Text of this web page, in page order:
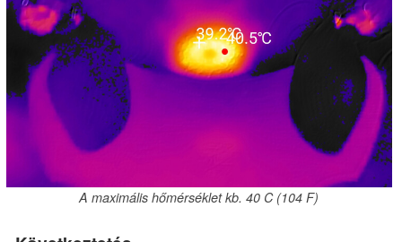
A maximális hőmérséklet kb. 40 C (104 F)